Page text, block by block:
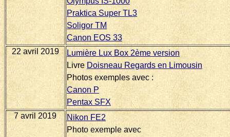
Praktica Super TL3
Soligor TM
Canon EOS 33
22 avril 2019
Lumière Lux Box 2ème version
Livre Doisneau Regards en Limousin
Photos exemples avec :
Canon P
Pentax SFX
7 avril 2019
Nikon FE2
Photo exemple avec